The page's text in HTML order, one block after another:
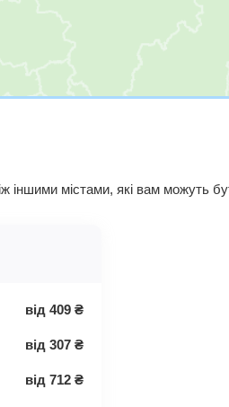
іншими містами, які вам можуть
від 409 ₴
від 307 ₴
від 712 ₴